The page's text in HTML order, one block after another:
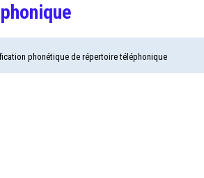
phonétique de répertoire téléphonique